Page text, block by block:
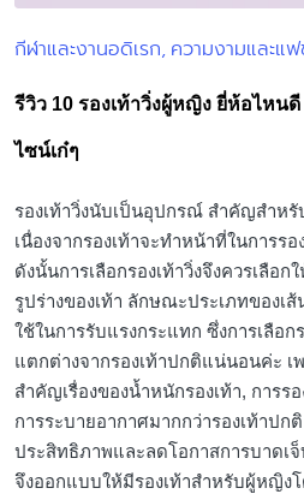
Posted
กีฬาและงานอดิเรก ความงามและแ
รีวิว 10 รองเท้าวิ่งผู้หญิง ยี่ห้อไหน
ไซน์เก๋ๆ
รองเท้าวิ่งนับเป็นอุปกรณ์ สำคัญสำหรั
เนื่องจากรองเท้าจะทำหน้าที่ในการร
ดังนั้นการเลือกรองเท้าวิ่งจึงควรเลือ
รูปร่างของเท้า ลักษณะประเภทของเ
ใช้ในการรับแรงกระแทก ซึ่งการเลือ
แตกต่างจากรองเท้าปกติแน่นอนค่ะ เ
สำคัญเรื่องของน้ำหนักรองเท้า, การ
การระบายอากาศมากกว่ารองเท้าปก
ประสิทธิภาพและลดโอกาสการบาดเ
จึงออกแบบให้มีรองเท้าสำหรับผู้หญิง